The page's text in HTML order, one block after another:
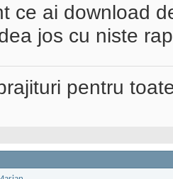
ce ai download
jos cu niste
pentru